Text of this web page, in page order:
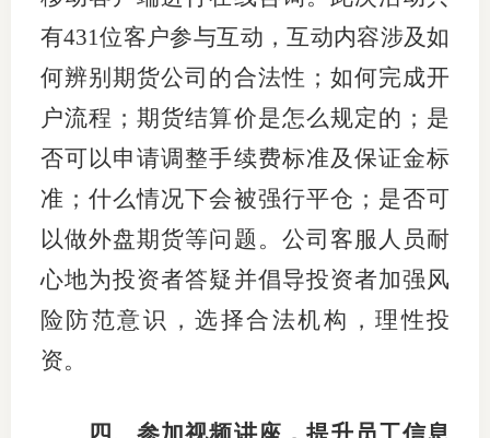
有431位客户参与互动，互动内容涉及如
何辨别期货公司的合法性；如何完成开
户流程；期货结算价是怎么规定的；是
否可以申请调整手续费标准及保证金标
准；什么情况下会被强行平仓；是否可
以做外盘期货等问题。公司客服人员耐
心地为投资者答疑并倡导投资者加强风
险防范意识，选择合法机构，理性投
资。